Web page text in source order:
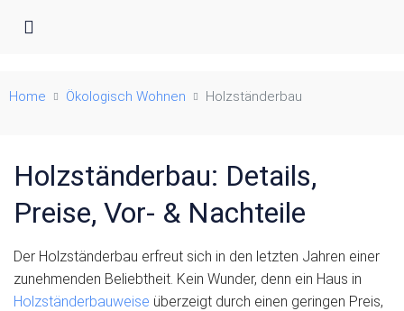
Home Ökologisch Wohnen Holzständerbau
Holzständerbau: Details,
Preise, Vor- & Nachteile
Der Holzständerbau erfreut sich in den letzten Jahren einer
zunehmenden Beliebtheit. Kein Wunder, denn ein Haus in
Holzständerbauweise überzeigt durch einen geringen Preis,